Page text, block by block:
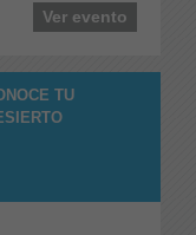
Ver evento
TU